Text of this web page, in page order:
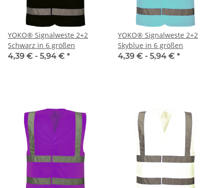
YOKO® Signalweste 2+2
Schwarz in 6 größen
4,39 € - 5,94 € *
YOKO® Signalweste 2+2
Skyblue in 6 größen
4,39 € - 5,94 € *